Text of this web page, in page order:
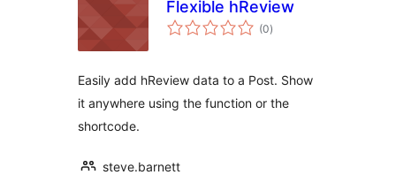
Flexible hReview
(0total
ratings
)
Easily add hReview data to a Post. Show
it anywhere using the function or the
shortcode.
steve.barnett